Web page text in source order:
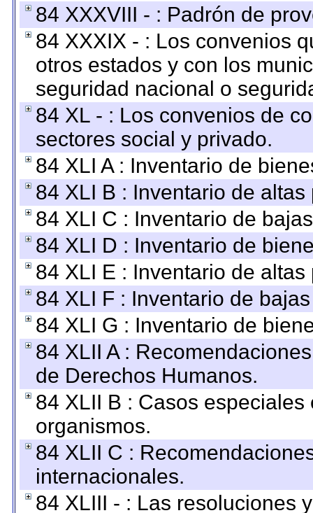
84 XXXVIII - : Padrón de
84 XXXIX - : Los convenios
otros estados y con los
seguridad nacional o
84 XL - : Los convenios de
sectores social y privado.
84 XLI A : Inventario de
84 XLI B : Inventario de
84 XLI C : Inventario de
84 XLI D : Inventario de
84 XLI E : Inventario de
84 XLI F : Inventario de
84 XLI G : Inventario de
84 XLII A :
de Derechos Humanos.
84 XLII B : Casos
organismos.
84 XLII C :
internacionales.
84 XLIII - : Las resoluciones